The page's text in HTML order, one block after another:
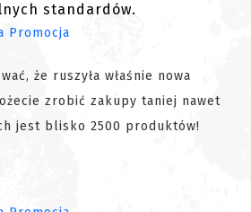
standardów.
że ruszyła właśnie nowa
zrobić zakupy taniej nawet
jest blisko 2500 produktów!